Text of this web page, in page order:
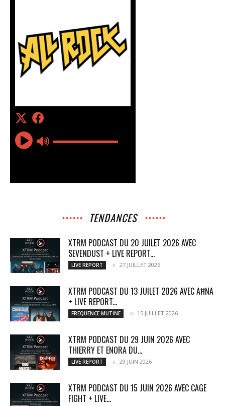
TENDANCES
XTRM PODCAST DU 20 JUILET 2026 AVEC
SEVENDUST + LIVE REPORT...
LIVE REPORT 27 JUILLET 2026
XTRM PODCAST DU 13 JUILET 2026 AVEC AĦNA
+ LIVE REPORT...
FREQUENCE MUTINE 15 JUILLET 2026
XTRM PODCAST DU 29 JUIN 2026 AVEC
THIERRY ET ENORA DU...
LIVE REPORT 29 JUIN 2026
XTRM PODCAST DU 15 JUIN 2026 AVEC CAGE
FIGHT + LIVE...